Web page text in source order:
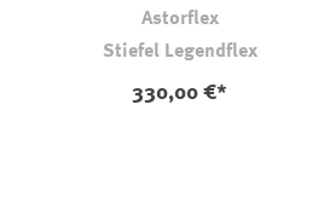
Astorflex
Stiefel Legendflex
330,00 €*